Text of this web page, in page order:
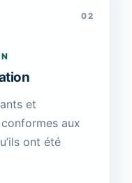
02
et
aux
ont été